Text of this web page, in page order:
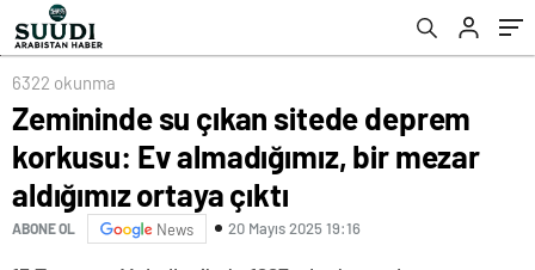
çıktı
6322 okunma
Zemininde su çıkan sitede deprem
korkusu: Ev almadığımız, bir mezar
aldığımız ortaya çıktı
ABONE OL News 20 Mayıs 2025 19:16